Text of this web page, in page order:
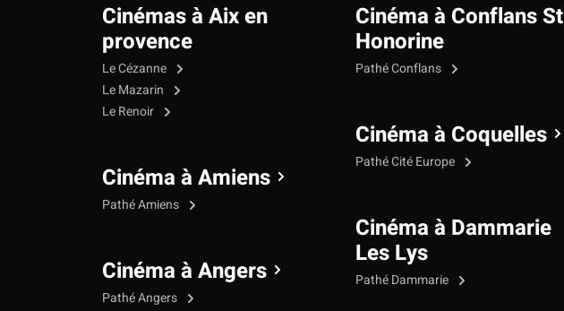
Cinémas à Aix en
provence
Le Cézanne
Le Mazarin
Le Renoir
Cinéma à Amiens
Pathé Amiens
Cinéma à Angers
Pathé Angers
Cinéma à Conflans St
Honorine
Pathé Conflans
Cinéma à Coquelles
Pathé Cité Europe
Cinéma à Dammarie
Les Lys
Pathé Dammarie